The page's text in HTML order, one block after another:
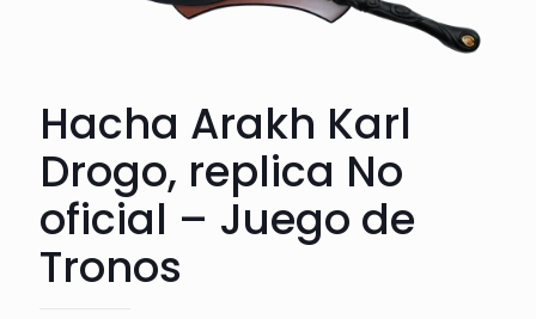
Hacha Arakh Karl
Drogo, replica No
oficial – Juego de
Tronos